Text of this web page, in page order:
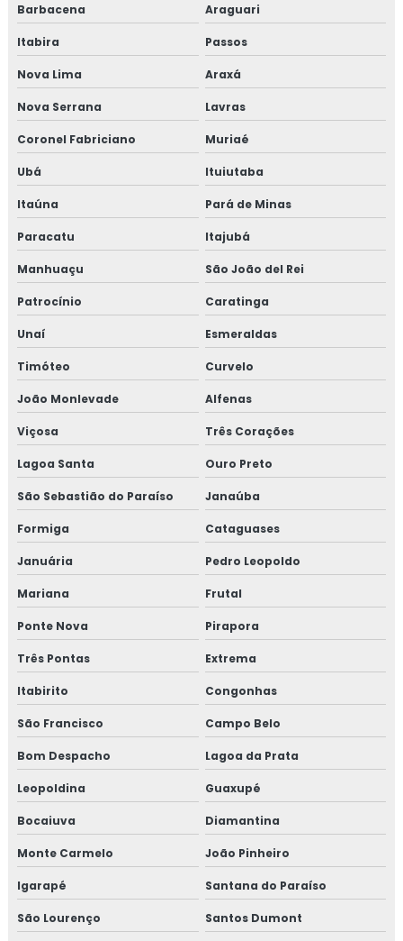
Análise de solo simples
Análise de solo terra
Análise de textura do solo
Análise de vibração ambiental
Análises de pressão sonora industriais
Avaliação da qualidade do ar
Avaliação da qualidade do ar em ambientes climatizados
Avaliação da qualidade microbiológica do ar
Avaliação de pressão sonora
Avaliação qualidade do ar interior
Avaliação de ruído
Avaliação de ruído ambiental
Avaliação de ruído em áreas habitadas
Avaliação de vibração ambiental
Consultoria ambiental para empresas
Consultoria ambiental serviços
Consultoria em tratamento de água
Controle de emissão de fumaça preta
Controle de fumaça
Controle de fumaça preta
Controle de opacidade
Empresa de amostragem ambiental
Empresa de amostragem isocinética
Barbacena Araguari
Itabira Passos
Nova Lima Araxá
Nova Serrana Lavras
Coronel Fabriciano Muriaé
Ubá Ituiutaba
Itaúna Pará de Minas
Paracatu Itajubá
Manhuaçu São João del Rei
Patrocínio Caratinga
Unaí Esmeraldas
Timóteo Curvelo
João Monlevade Alfenas
Viçosa Três Corações
Lagoa Santa Ouro Preto
São Sebastião do Paraíso Janaúba
Formiga Cataguases
Januária Pedro Leopoldo
Mariana Frutal
Ponte Nova Pirapora
Três Pontas Extrema
Itabirito Congonhas
São Francisco Campo Belo
Bom Despacho Lagoa da Prata
Leopoldina Guaxupé
Bocaiuva Diamantina
Monte Carmelo João Pinheiro
Igarapé Santana do Paraíso
São Lourenço Santos Dumont